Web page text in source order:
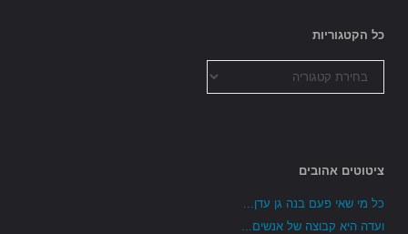
כל הקטגוריות
הקטגוריות
ציטוטים אהובים
כל מי שאי פעם בנה גן עדן...
ועדה היא קבוצה של אנשים...